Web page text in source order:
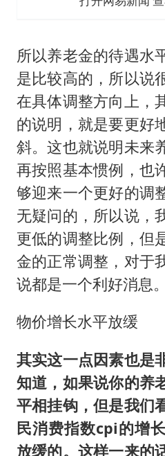
所以养老金的待遇水
是比较高的，所以说
在具体调整方向上，
的说明，就是要更好
斜。这也就说明未来
再按照基本惯例，也
够迎来一个更好的调
无疑问的，所以说，
更低的调整比例，但
金的正常调整，对于
说都是一个利好消息。
物价增长水平放缓
其实这一点因素也是
知道，如果说你的养
平相挂钩，但是我们
民消费指数cpi的增
放缓的。这样一来的